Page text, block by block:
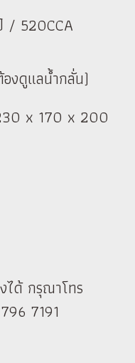
/ 520CCA
งดูแลน้ำกลั่น)
x 170 x 200
ได้ กรุณาโทร
7191